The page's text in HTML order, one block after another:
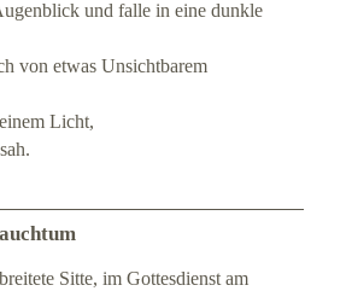
und falle in eine dunkle
von etwas Unsichtbarem
Licht,
Sitte, im Gottesdienst am